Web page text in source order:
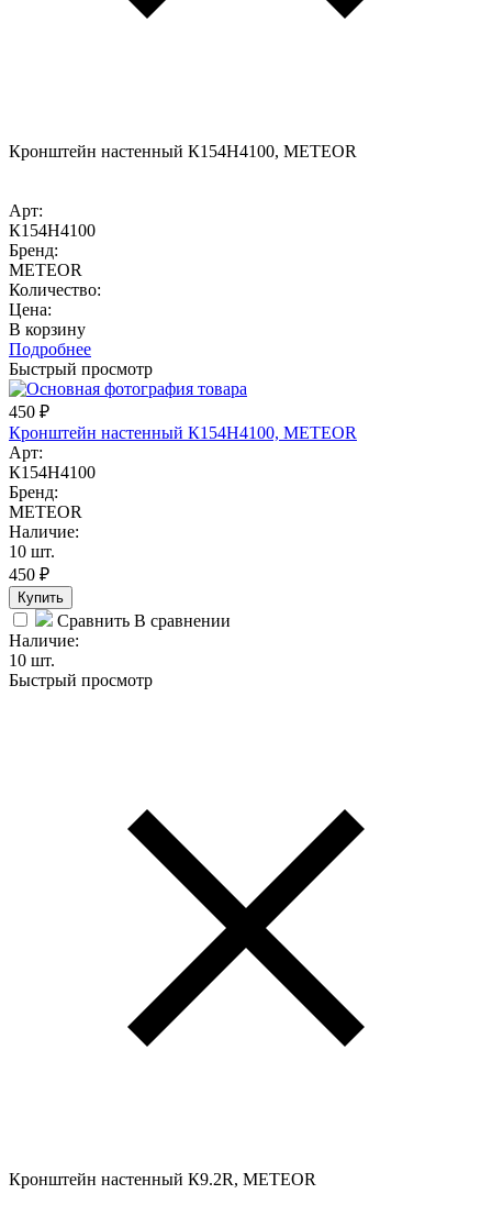
Кронштейн настенный К154Н4100, METEOR
Арт:
К154Н4100
Бренд:
METEOR
Количество:
Цена:
В корзину
Подробнее
Быстрый просмотр
450 ₽
Кронштейн настенный К154Н4100, METEOR
Арт:
К154Н4100
Бренд:
METEOR
Наличие:
10 шт.
450 ₽
Купить
Сравнить В сравнении
Наличие:
10 шт.
Быстрый просмотр
Кронштейн настенный К9.2R, METEOR